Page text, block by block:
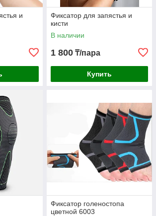
и
Фиксатор для запястья и
кисти
В наличии
1 800 ₸/пара
Купить
Фиксатор голеностопа
цветной 6003